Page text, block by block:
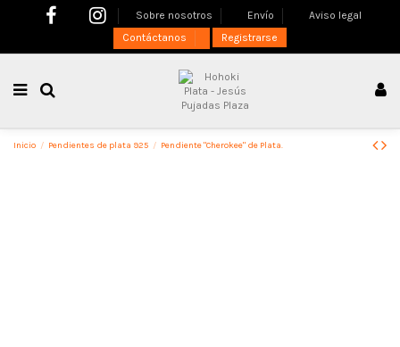
Sobre nosotros Envío
Aviso legal
Contáctanos
Registrarse
Inicio Pendientes de plata 925 Pendiente "Cherokee" de Plata.